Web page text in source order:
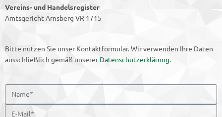
Vereins- und Handelsregister
Amtsgericht Arnsberg VR 1715
Bitte nutzen Sie unser Kontaktformular. Wir verwenden Ihre Daten
ausschließlich gemäß unsererDatenschutzerklärung.